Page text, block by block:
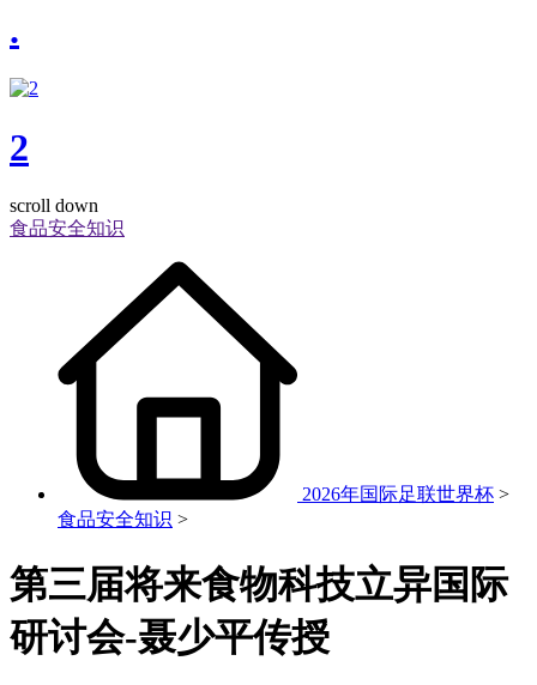
.
2
scroll down
食品安全知识
2026年国际足联世界杯 >
食品安全知识 >
第三届将来食物科技立异国际
研讨会-聂少平传授